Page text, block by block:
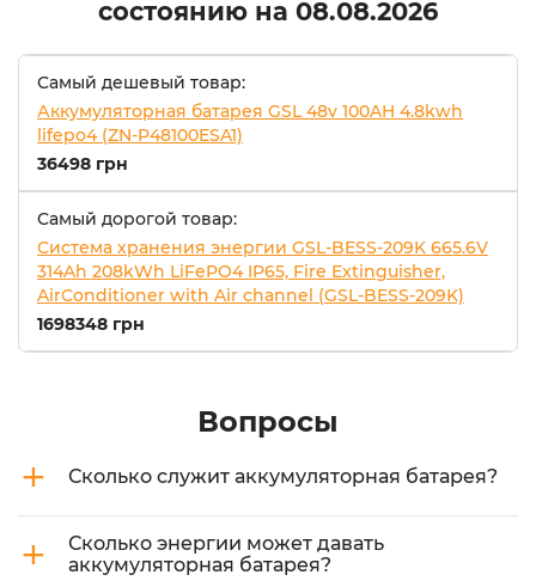
состоянию на 08.08.2026
Самый дешевый товар:
Аккумуляторная батарея GSL 48v 100AH 4.8kwh
lifepo4 (ZN-P48100ESA1)
36498 грн
Самый дорогой товар:
Система хранения энергии GSL-BESS-209K 665.6V
314Ah 208kWh LiFePO4 IP65, Fire Extinguisher,
AirConditioner with Air channel (GSL-BESS-209K)
1698348 грн
Вопросы
+ Сколько служит аккумуляторная батарея?
+
Сколько энергии может давать
аккумуляторная батарея?